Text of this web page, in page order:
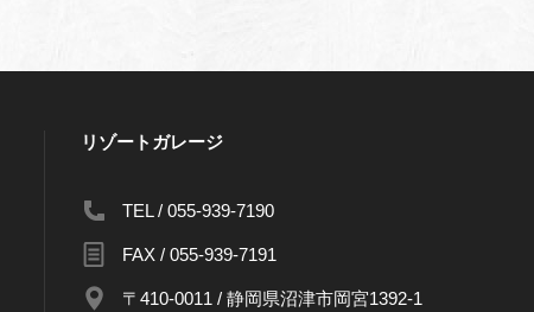
リゾートガレージ
TEL / 055-939-7190
FAX / 055-939-7191
〒410-0011 / 静岡県沼津市岡宮1392-1